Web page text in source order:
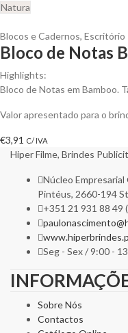
Natura
Blocos e Cadernos, Escritório
Bloco de Notas
Highlights:
Bloco de Notas em Bamboo.
Valor apresentado para o
€3,91 C/ IVA
Hiper Filme, Brindes
Núcleo Empresarial
Pintéus, 2660-194
+351 21 931 88 49
Seg - Sex / 9:00 -
Sobre Nós
Contactos